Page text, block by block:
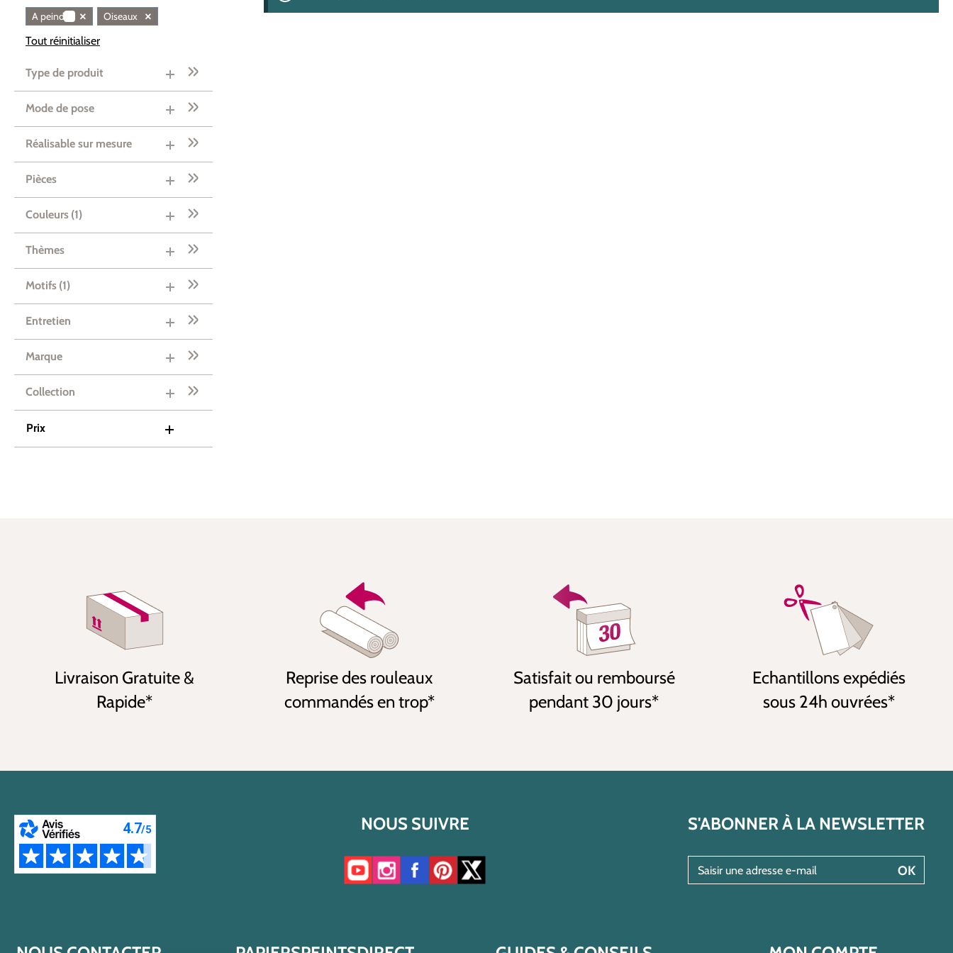
A peindre × Oiseaux ×
Tout réinitialiser
Type de produit
Mode de pose
Réalisable sur mesure
Pièces
Couleurs (1)
Thèmes
Motifs (1)
Entretien
Marque
Collection
Prix
Livraison Gratuite &
Rapide*
Reprise des rouleaux
commandés en trop*
Satisfait ou remboursé
pendant 30 jours*
Echantillons expédiés
sous 24h ouvrées*
NOUS SUIVRE
Accéder à notre chaîne YouTube
Accéder à notre compte Instagram
Accéder à notre page Facebook
Accéder à notre compte Pinterest
Accéder à notre compte Twitter/X
S'ABONNER À LA NEWSLETTER
OK